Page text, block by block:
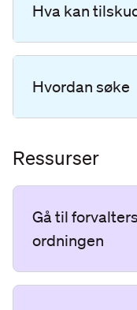
Hva kan
Hvordan søke
Ressurser
Gå til
ordningen